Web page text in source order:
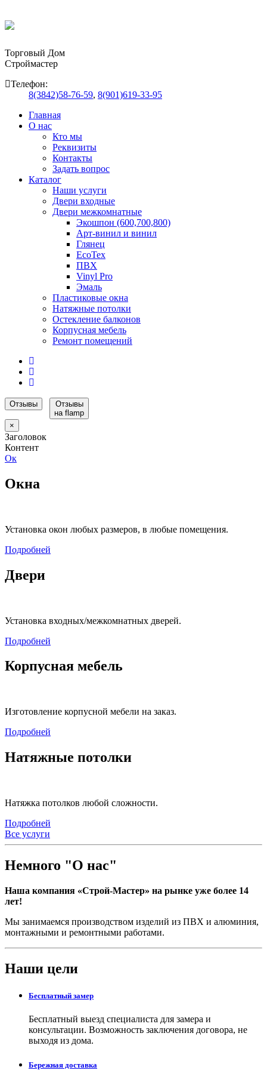
Торговый Дом
Строймастер
Телефон:
8(3842)58-76-59, 8(901)619-33-95
Главная
О нас
Кто мы
Реквизиты
Контакты
Задать вопрос
Каталог
Наши услуги
Двери входные
Двери межкомнатные
Экошпон (600,700,800)
Арт-винил и винил
Глянец
EcoTex
ПВХ
Vinyl Pro
Эмаль
Пластиковые окна
Натяжные потолки
Остекление балконов
Корпусная мебель
Ремонт помещений
Отзывы
Отзывы
на flamp
×
Заголовок
Контент
Ок
Окна
Установка окон любых размеров, в любые помещения.
Подробней
Двери
Установка входных/межкомнатных дверей.
Подробней
Корпусная мебель
Изготовление корпусной мебели на заказ.
Подробней
Натяжные потолки
Натяжка потолков любой сложности.
Подробней
Все услуги
Немного "О нас"
Наша компания «Строй-Мастер» на рынке уже более 14
лет!
Мы занимаемся производством изделий из ПВХ и алюминия,
монтажными и ремонтными работами.
Наши цели
Бесплатный замер
Бесплатный выезд специалиста для замера и
консультации. Возможность заключения договора, не
выходя из дома.
Бережная доставка